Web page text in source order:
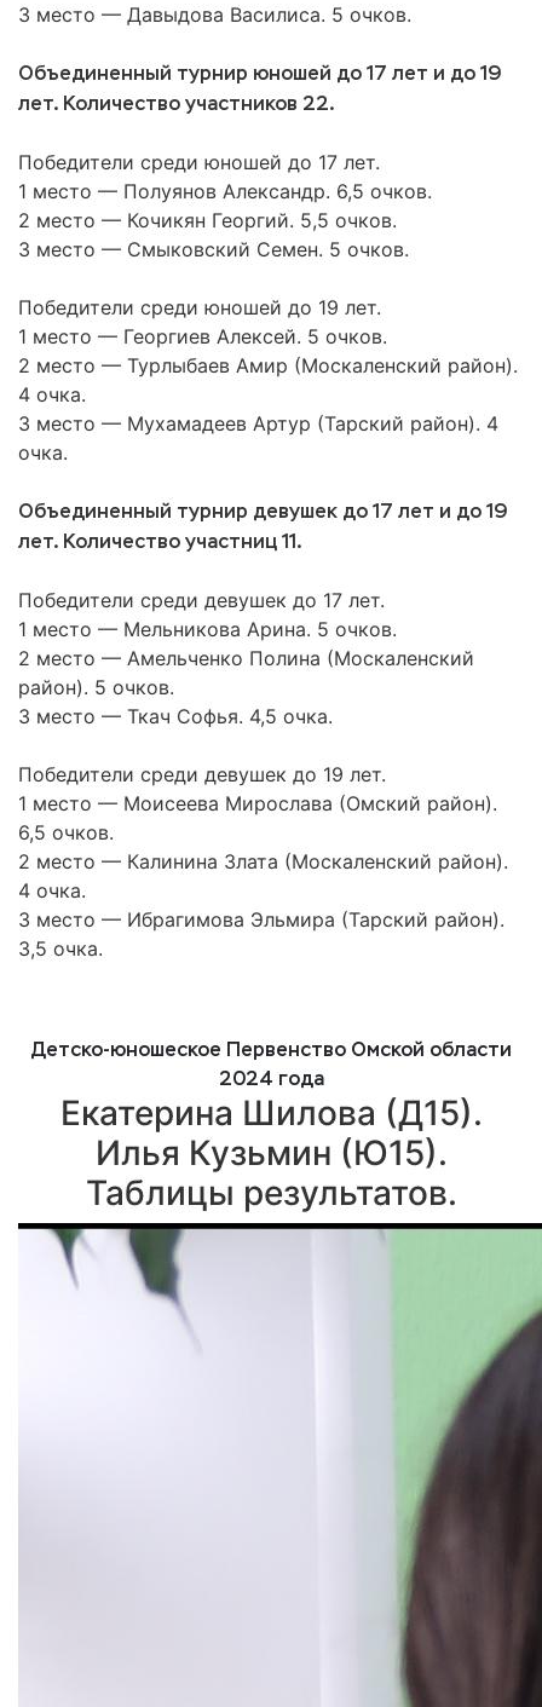
3 место — Давыдова Василиса. 5 очков.
Объединенный турнир юношей до 17 лет и до 19
лет. Количество участников 22.
Победители среди юношей до 17 лет.
1 место — Полуянов Александр. 6,5 очков.
2 место — Кочикян Георгий. 5,5 очков.
3 место — Смыковский Семен. 5 очков.
Победители среди юношей до 19 лет.
1 место — Георгиев Алексей. 5 очков.
2 место — Турлыбаев Амир (Москаленский район).
4 очка.
3 место — Мухамадеев Артур (Тарский район). 4
очка.
Объединенный турнир девушек до 17 лет и до 19
лет. Количество участниц 11.
Победители среди девушек до 17 лет.
1 место — Мельникова Арина. 5 очков.
2 место — Амельченко Полина (Москаленский
район). 5 очков.
3 место — Ткач Софья. 4,5 очка.
Победители среди девушек до 19 лет.
1 место — Моисеева Мирослава (Омский район).
6,5 очков.
2 место — Калинина Злата (Москаленский район).
4 очка.
3 место — Ибрагимова Эльмира (Тарский район).
3,5 очка.
Детско-юношеское Первенство Омской области
2024 года
Екатерина Шилова (Д15).
Илья Кузьмин (Ю15).
Таблицы результатов.